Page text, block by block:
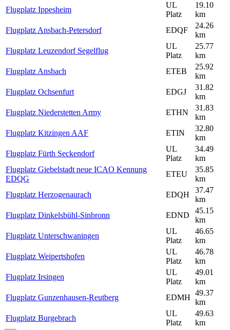
Flugplatz Ippesheim
UL
Platz
19.10
km
Flugplatz Ansbach-Petersdorf
EDQF
24.26
km
Flugplatz Leuzendorf Segelflug
UL
Platz
25.77
km
Flugplatz Ansbach
ETEB
25.92
km
Flugplatz Ochsenfurt
EDGJ
31.82
km
Flugplatz Niederstetten Army
ETHN
31.83
km
Flugplatz Kitzingen AAF
ETIN
32.80
km
Flugplatz Fürth Seckendorf
UL
Platz
34.49
km
Flugplatz Giebelstadt neue ICAO Kennung
EDQG
ETEU
35.85
km
Flugplatz Herzogenaurach
EDQH
37.47
km
Flugplatz Dinkelsbühl-Sinbronn
EDND
45.15
km
Flugplatz Unterschwaningen
UL
Platz
46.65
km
Flugplatz Weipertshofen
UL
Platz
46.78
km
Flugplatz Irsingen
UL
Platz
49.01
km
Flugplatz Gunzenhausen-Reutberg
EDMH
49.37
km
Flugplatz Burgebrach
UL
Platz
49.63
km